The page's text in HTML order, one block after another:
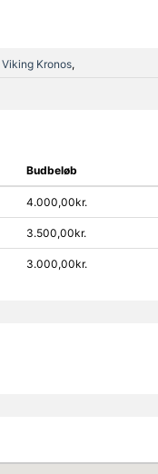
Viking Kronos,
Budbeløb
4.000,00kr.
3.500,00kr.
3.000,00kr.